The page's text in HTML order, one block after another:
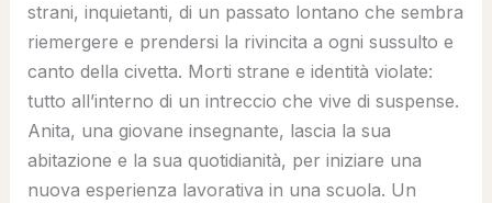
strani, inquietanti, di un passato lontano che sembra
riemergere e prendersi la rivincita a ogni sussulto e
canto della civetta. Morti strane e identità violate:
tutto all’interno di un intreccio che vive di suspense.
Anita, una giovane insegnante, lascia la sua
abitazione e la sua quotidianità, per iniziare una
nuova esperienza lavorativa in una scuola. Un